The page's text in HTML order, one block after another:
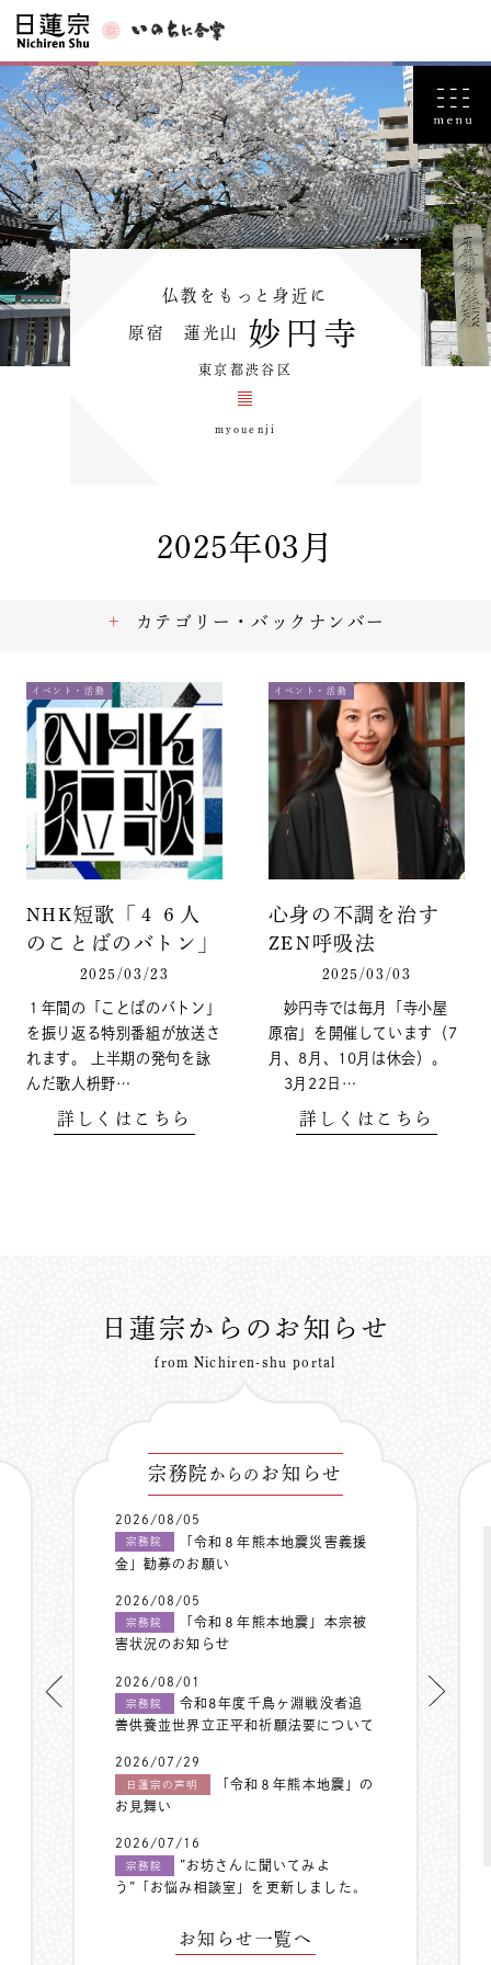
仏教をもっと身近に
原宿 蓮光山 妙円寺
東京都渋谷区
myouenji
2025年03月
イベント・活動
NHK短歌「４６人
のことばのバトン」
2025/03/23
１年間の「ことばのバトン」
を振り返る特別番組が放送さ
れます。 上半期の発句を詠
んだ歌人枡野…
詳しくはこちら
イベント・活動
心身の不調を治す
ZEN呼吸法
2025/03/03
妙円寺では毎月「寺小屋
原宿」を開催しています（7
月、8月、10月は休会）。
3月22日…
詳しくはこちら
カテゴリー・バックナンバー
日蓮宗からのお知らせ
from Nichiren-shu portal
宗務院 からの お知らせ
2026/08/05
宗務院
「令和８年熊本地震災害義援
金」勧募のお願い
2026/08/05
宗務院
「令和８年熊本地震」本宗被
害状況のお知らせ
2026/08/01
宗務院
令和8年度千鳥ヶ淵戦没者追
善供養並世界立正平和祈願法要について
2026/07/29
日蓮宗の声明
「令和８年熊本地震」の
お見舞い
2026/07/16
宗務院
”お坊さんに聞いてみよ
う”「お悩み相談室」を更新しました。
お知らせ一覧へ